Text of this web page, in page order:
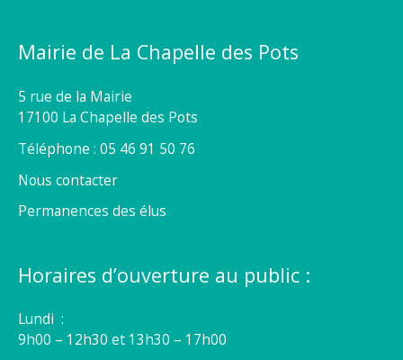
Mairie de La Chapelle des Pots
5 rue de la Mairie
17100 La Chapelle des Pots
Téléphone : 05 46 91 50 76
Nous contacter
Permanences des élus
Horaires d’ouverture au public :
Lundi :
9h00 – 12h30 et 13h30 – 17h00